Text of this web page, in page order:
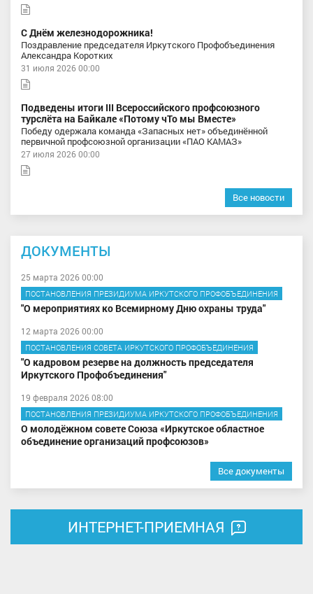
С Днём железнодорожника!
Поздравление председателя Иркутского Профобъединения
Александра Коротких
31 июля 2026 00:00
Подведены итоги III Всероссийского профсоюзного
турслёта на Байкале «Потому чТо мы Вместе»
Победу одержала команда «Запасных нет» объединённой
первичной профсоюзной организации «ПАО КАМАЗ»
27 июля 2026 00:00
Все новости
ДОКУМЕНТЫ
25 марта 2026 00:00
ПОСТАНОВЛЕНИЯ ПРЕЗИДИУМА ИРКУТСКОГО ПРОФОБЪЕДИНЕНИЯ
"О мероприятиях ко Всемирному Дню охраны труда"
12 марта 2026 00:00
ПОСТАНОВЛЕНИЯ СОВЕТА ИРКУТСКОГО ПРОФОБЪЕДИНЕНИЯ
"О кадровом резерве на должность председателя
Иркутского Профобъединения"
19 февраля 2026 08:00
ПОСТАНОВЛЕНИЯ ПРЕЗИДИУМА ИРКУТСКОГО ПРОФОБЪЕДИНЕНИЯ
О молодёжном совете Союза «Иркутское областное
объединение организаций профсоюзов»
Все документы
ИНТЕРНЕТ-ПРИЕМНАЯ